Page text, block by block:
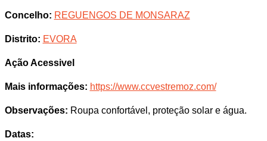
Concelho: REGUENGOS DE MONSARAZ
Distrito: EVORA
Ação Acessivel
Mais informações: https://www.ccvestremoz.com/
Observações: Roupa confortável, proteção solar e água.
Datas: